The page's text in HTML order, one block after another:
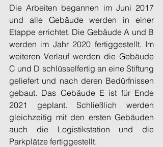
Die Arbeiten begannen im Juni 2017
und alle Gebäude werden in einer
Etappe errichtet. Die Gebäude A und B
werden im Jahr 2020 fertiggestellt. Im
weiteren Verlauf werden die Gebäude
C und D schlüsselfertig an eine Stiftung
geliefert und nach deren Bedürfnissen
gebaut. Das Gebäude E ist für Ende
2021 geplant. Schließlich werden
gleichzeitig mit den ersten Gebäuden
auch die Logistikstation und die
Parkplätze fertiggestellt.